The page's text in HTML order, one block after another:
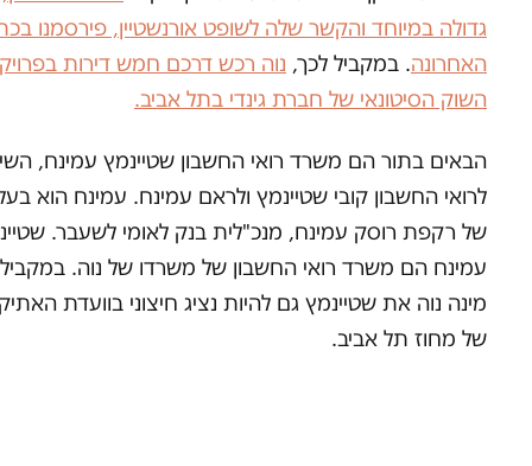
גדולה במיוחד והקשר שלה לשופט אורנשטיין, פירסמנו
האחרונה. במקביל לכך, נוה רכש דרכם חמש דירות
השוק הסיטונאי של חברת גינדי בתל אביב.
הבאים בתור הם משרד רואי החשבון שטיינמץ עמינח,
לרואי החשבון קובי שטיינמץ ולראם עמינח. עמינח הוא
של רקפת רוסק עמינח, מנכ"לית בנק לאומי לשעבר.
עמינח הם משרד רואי החשבון של משרדו של נוה.
מינה נוה את שטיינמץ גם להיות נציג חיצוני בוועדת
של מחוז תל אביב.